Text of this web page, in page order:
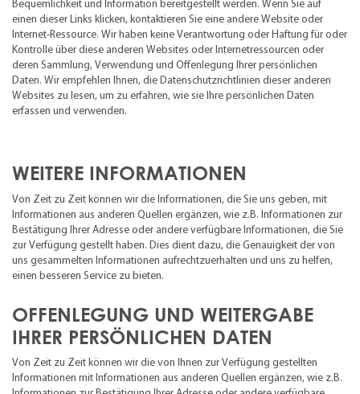
Bequemlichkeit und Information bereitgestellt werden. Wenn Sie auf
einen dieser Links klicken, kontaktieren Sie eine andere Website oder
Internet-Ressource. Wir haben keine Verantwortung oder Haftung für oder
Kontrolle über diese anderen Websites oder Internetressourcen oder
deren Sammlung, Verwendung und Offenlegung Ihrer persönlichen
Daten. Wir empfehlen Ihnen, die Datenschutzrichtlinien dieser anderen
Websites zu lesen, um zu erfahren, wie sie Ihre persönlichen Daten
erfassen und verwenden.
WEITERE INFORMATIONEN
Von Zeit zu Zeit können wir die Informationen, die Sie uns geben, mit
Informationen aus anderen Quellen ergänzen, wie z.B. Informationen zur
Bestätigung Ihrer Adresse oder andere verfügbare Informationen, die Sie
zur Verfügung gestellt haben. Dies dient dazu, die Genauigkeit der von
uns gesammelten Informationen aufrechtzuerhalten und uns zu helfen,
einen besseren Service zu bieten.
OFFENLEGUNG UND WEITERGABE
IHRER PERSÖNLICHEN DATEN
Von Zeit zu Zeit können wir die von Ihnen zur Verfügung gestellten
Informationen mit Informationen aus anderen Quellen ergänzen, wie z.B.